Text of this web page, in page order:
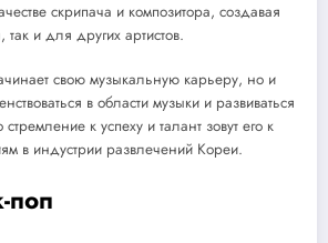
скрипача и композитора, создавая
и для других артистов.
свою музыкальную карьеру, но и
в области музыки и развиваться
к успеху и талант зовут его к
в индустрии развлечений Кореи.
поп